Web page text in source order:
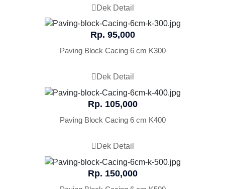
Dek Detail
Rp. 95,000
Paving Block Cacing 6 cm K300
Dek Detail
Rp. 105,000
Paving Block Cacing 6 cm K400
Dek Detail
Rp. 150,000